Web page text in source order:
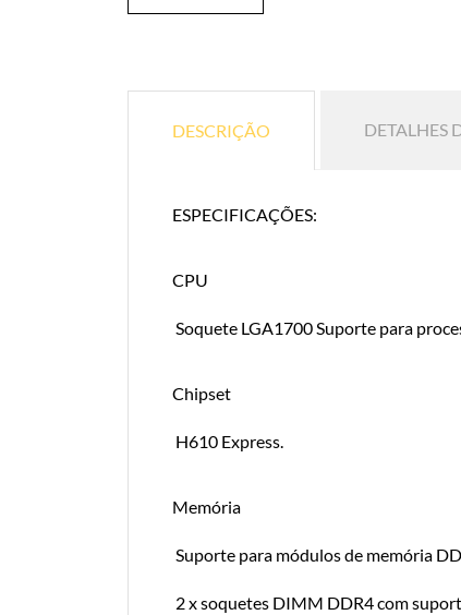
DESCRIÇÃO DETALHES
ESPECIFICAÇÕES:
CPU
Soquete LGA1700 Suporte para
Chipset
H610 Express.
Memória
Suporte para módulos de memória
2 x soquetes DIMM DDR4 com